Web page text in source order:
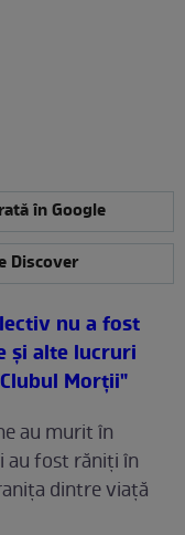
în Google
Discover
nu a fost
şi alte lucruri
Morţii"
au murit în
au fost răniţi în
dintre viaţă